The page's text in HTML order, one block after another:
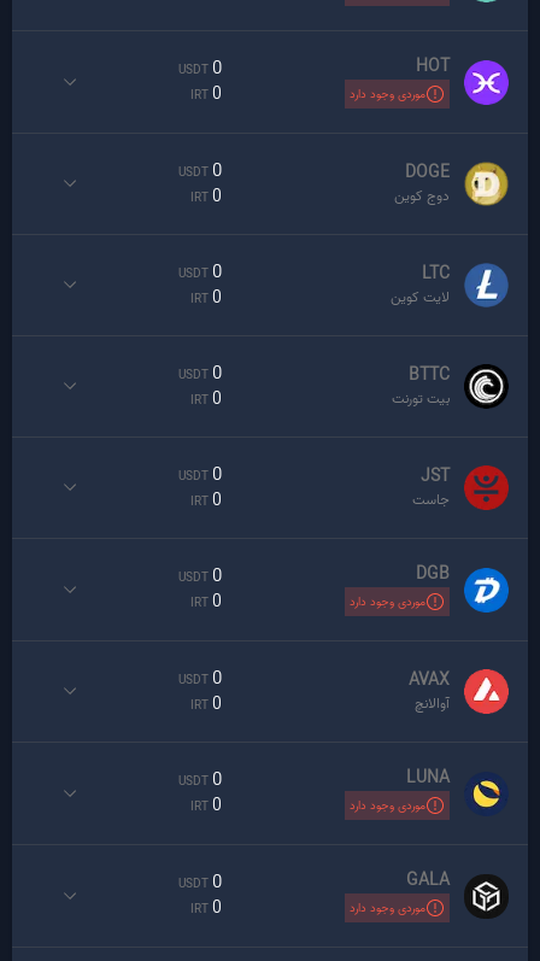
HOT
موردی وجود دارد
0
USDT
0
IRT
DOGE
دوج کوین
0
USDT
0
IRT
LTC
لایت کوین
0
USDT
0
IRT
BTTC
بیت تورنت
0
USDT
0
IRT
JST
جاست
0
USDT
0
IRT
DGB
موردی وجود دارد
0
USDT
0
IRT
AVAX
آوالانچ
0
USDT
0
IRT
LUNA
موردی وجود دارد
0
USDT
0
IRT
GALA
موردی وجود دارد
0
USDT
0
IRT